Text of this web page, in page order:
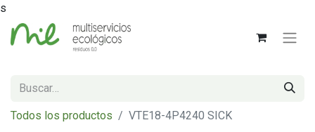
s
Todos los productos VTE18-4P4240 SICK